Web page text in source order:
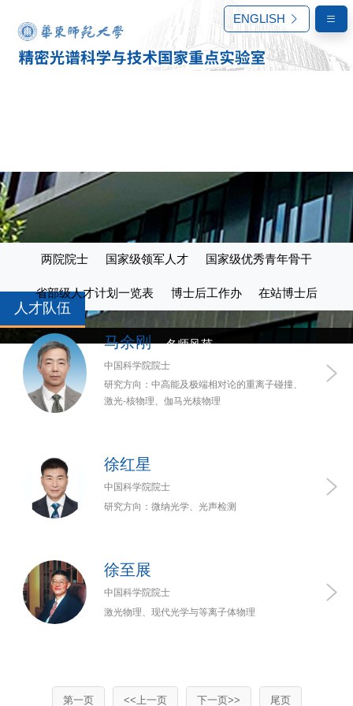
ENGLISH
人才队伍
名师风范
两院院士 国家级领军人才 国家级优秀青年骨干
省部级人才计划一览表 博士后工作办 在站博士后
马余刚
中国科学院院士
研究方向：中高能及极端相对论的重离子碰撞、
激光-核物理、伽马光核物理
徐红星
中国科学院院士
研究方向：微纳光学、光声检测
徐至展
中国科学院院士
激光物理、现代光学与等离子体物理
第一页 <<上一页 下一页>> 尾页